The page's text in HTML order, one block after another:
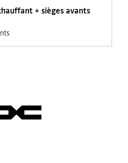
+ sièges avants
rétroviseurs